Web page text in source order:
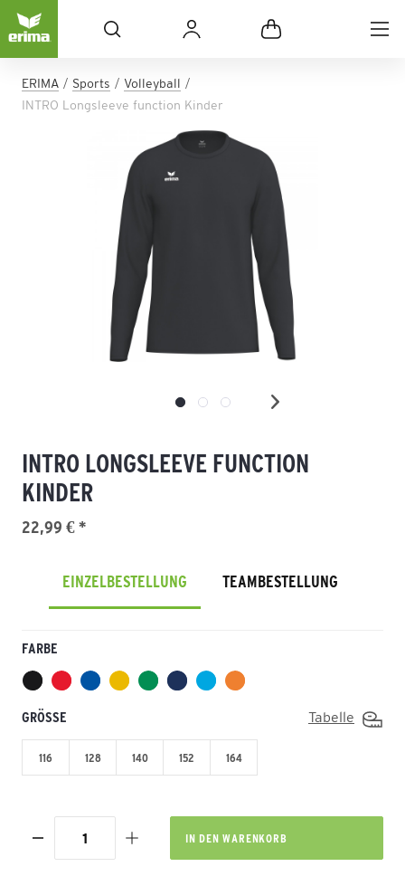
ERIMA Sports
Volleyball
INTRO Longsleeve function Kinder
INTRO LONGSLEEVE FUNCTION
KINDER
22,99 € *
EINZELBESTELLUNG TEAMBESTELLUNG
FARBE
GRÖSSE Tabelle
116 128 140 152 164
IN DEN WARENKORB